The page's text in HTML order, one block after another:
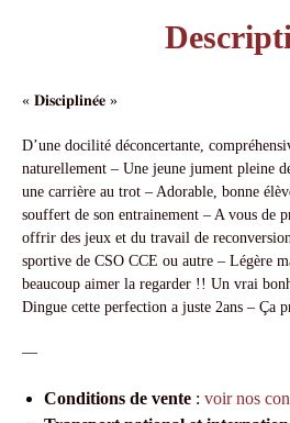
« 𝐃𝐢𝐬𝐜𝐢𝐩𝐥𝐢𝐧𝐞́𝐞 »
D’une docilité déconcertante,
naturellement – Une jeune jument pleine
une carrière au trot – Adorable, bonne
souffert de son entrainement – A vous de
offrir des jeux et du travail de
sportive de CSO CCE ou autre – Légère
beaucoup aimer la regarder !! Un vrai
Dingue cette perfection a juste 2ans – Ça
—
Conditions de vente : voir nos